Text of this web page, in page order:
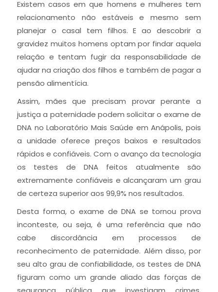
Existem casos em que homens e mulheres tem
relacionamento não estáveis e mesmo sem
planejar o casal tem filhos. E ao descobrir a
gravidez muitos homens optam por findar aquela
relação e tentam fugir da responsabilidade de
ajudar na criação dos filhos e também de pagar a
pensão alimentícia.
Assim, mães que precisam provar perante a
justiça a paternidade podem solicitar o exame de
DNA no Laboratório Mais Saúde em Anápolis, pois
a unidade oferece preços baixos e resultados
rápidos e confiáveis. Com o avanço da tecnologia
os testes de DNA feitos atualmente são
extremamente confiáveis e alcançaram um grau
de certeza superior aos 99,9% nos resultados.
Desta forma, o exame de DNA se tornou prova
inconteste, ou seja, é uma referência que não
cabe discordância em processos de
reconhecimento de paternidade. Além disso, por
seu alto grau de confiabilidade, os testes de DNA
figuram como um grande aliado das forças de